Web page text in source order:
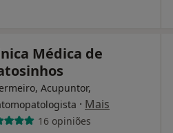
Médica de
Acupuntor,
· Mais
16 opiniões